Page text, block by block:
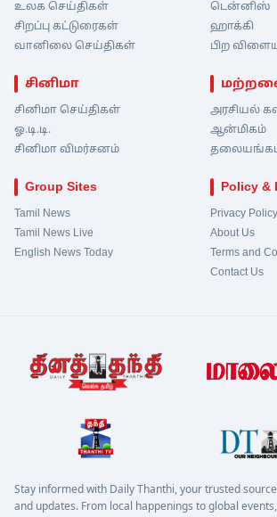
உலக செய்திகள்
சிறப்பு கட்டுரைகள்
வானிலை செய்திகள்
டென்னிஸ்
ஹாக்கி
பிற
சினிமா
சினிமா செய்திகள்
ஓ.டி.டி.
சினிமா விமர்சனம்
அரசியல்
ஆன்மிகம்
Group Sites
Tamil News
Tamil News Live
English News Today
Policy &
Privacy Policy
About Us
Terms and
Contact Us
Stay informed with Daily Thanthi, your trusted
and updates. From local happenings to global